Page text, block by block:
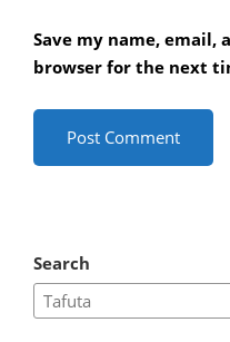
Save my name, email,
browser for the next
Search